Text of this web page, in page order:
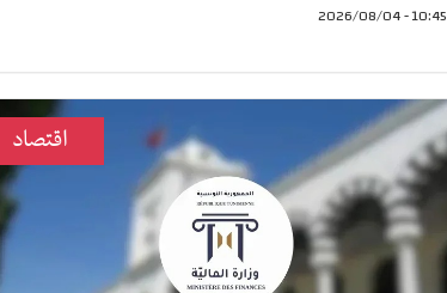
10:45 - 2026/08/04
اقتصاد